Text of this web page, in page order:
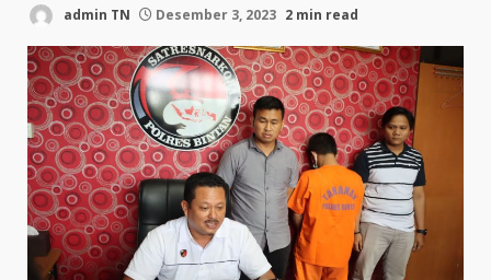
admin TN Desember 3, 2023 2 min read